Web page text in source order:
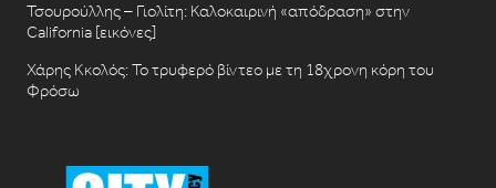
Τσουρούλλης – Γιολίτη: Καλοκαιρινή «απόδραση» στην
California [εικόνες]
Χάρης Κκολός: Το τρυφερό βίντεο με τη 18χρονη κόρη του
Φρόσω